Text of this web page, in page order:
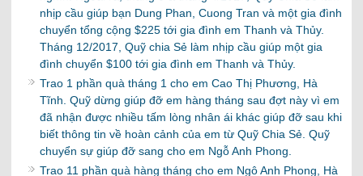
nhịp cầu giúp bạn Dung Phan, Cuong Tran và một gia đình
chuyển tổng cộng $225 tới gia đình em Thanh và Thủy.
Tháng 12/2017, Quỹ chia Sẻ làm nhịp cầu giúp một gia
đình chuyển $100 tới gia đình em Thanh và Thủy.
Trao 1 phần quà tháng 1 cho em Cao Thị Phương, Hà
Tĩnh. Quỹ dừng giúp đỡ em hàng tháng sau đợt này vì em
đã nhận được nhiều tấm lòng nhân ái khác giúp đỡ sau khi
biết thông tin về hoàn cảnh của em từ Quỹ Chia Sẻ. Quỹ
chuyển sự giúp đỡ sang cho em Ngỗ Anh Phong.
Trao 11 phần quà hàng tháng cho em Ngô Anh Phong, Hà